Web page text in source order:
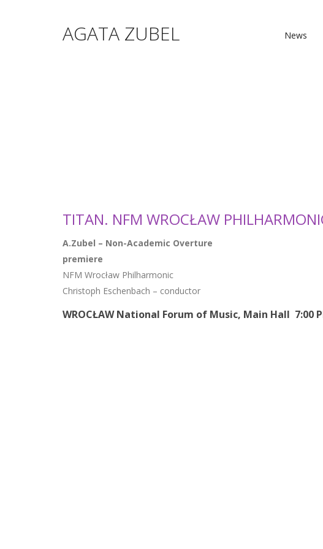
AGATA ZUBEL News
TITAN. NFM WROCŁAW
A.Zubel – Non-Academic Overture
premiere
NFM Wrocław Philharmonic
Christoph Eschenbach – conductor
WROCŁAW National Forum of Music, Main Hall 7:00